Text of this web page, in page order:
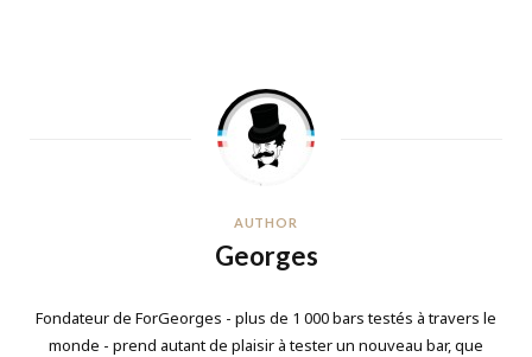
AUTHOR
Georges
Fondateur de ForGeorges - plus de 1 000 bars testés à travers le
monde - prend autant de plaisir à tester un nouveau bar, que